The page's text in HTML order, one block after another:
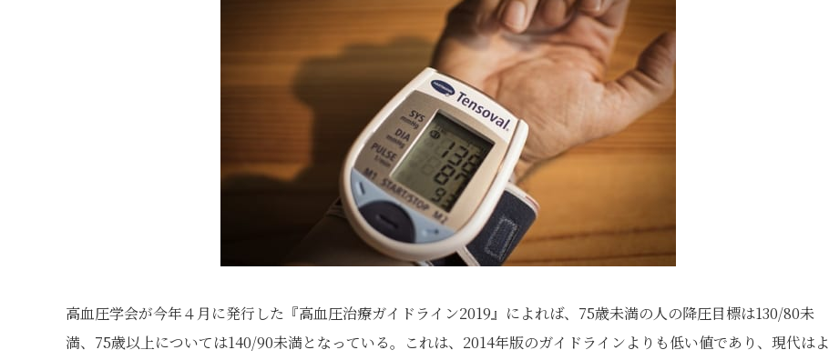
高血圧学会が今年４月に発行した『高血圧治療ガイドライン2019』によれば、75歳未満の人の降圧目標は130/80未
満、75歳以上については140/90未満となっている。これは、2014年版のガイドラインよりも低い値であり、現代はよ